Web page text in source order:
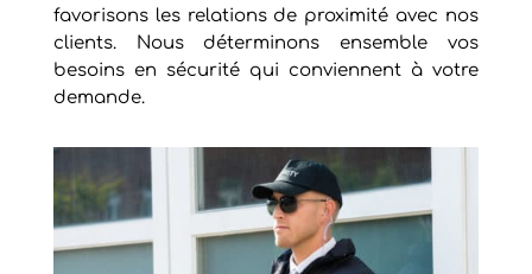
favorisons les relations de proximité avec nos
clients. Nous déterminons ensemble vos
besoins en sécurité qui conviennent à votre
demande.